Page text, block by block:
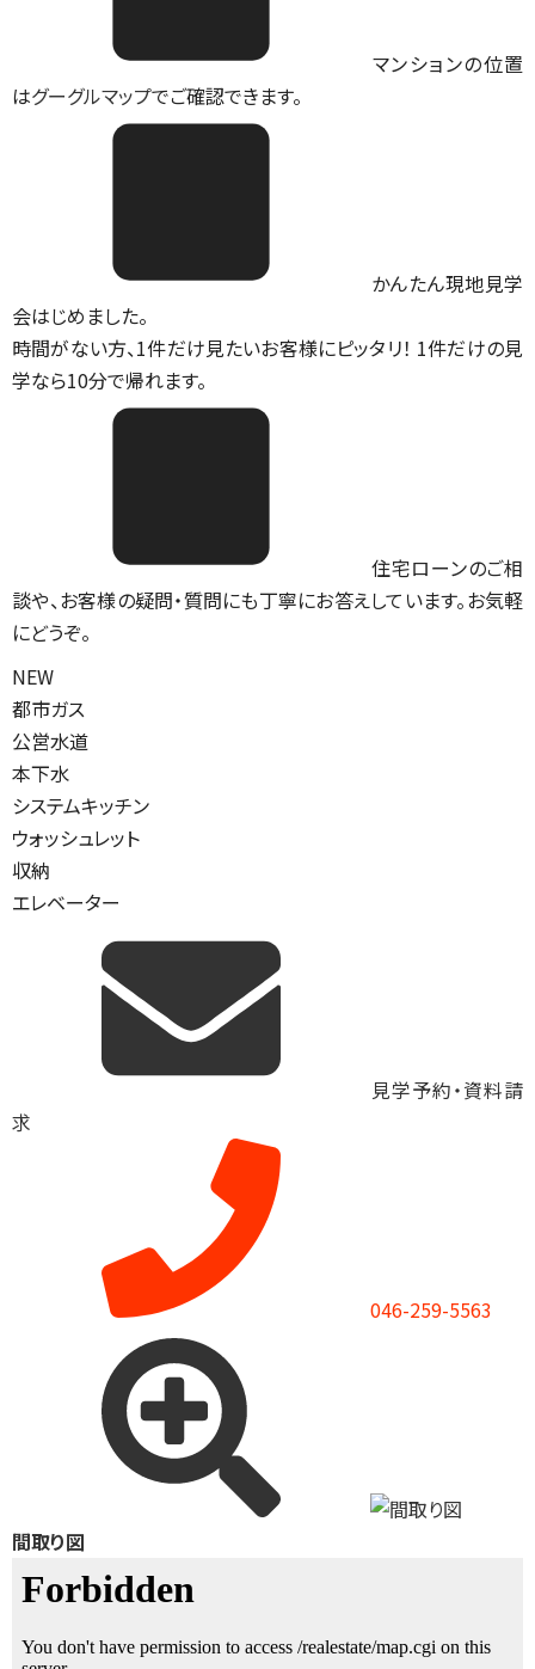
マンションの位置
はグーグルマップでご確認できます。
かんたん現地見学
会はじめました。
時間がない方、1件だけ見たいお客様にピッタリ！ 1件だけの見
学なら10分で帰れます。
住宅ローンのご相
談や、お客様の疑問・質問にも丁寧にお答えしています。お気軽
にどうぞ。
NEW
都市ガス
公営水道
本下水
システムキッチン
ウォッシュレット
収納
エレベーター
見学予約・資料請
求
046-259-5563
間取り図